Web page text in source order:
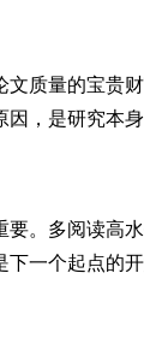
质量的宝贵
，是研究本
。多阅读高
一个起点的开